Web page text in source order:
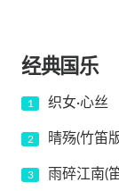
经典国乐
织女·心丝
晴殇(竹笛
雨碎江南(